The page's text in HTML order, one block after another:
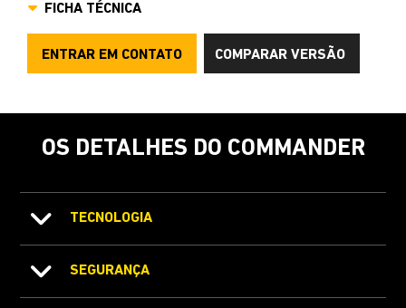
FICHA TÉCNICA
ENTRAR EM CONTATO COMPARAR VERSÃO
OS DETALHES DO COMMANDER
TECNOLOGIA
SEGURANÇA